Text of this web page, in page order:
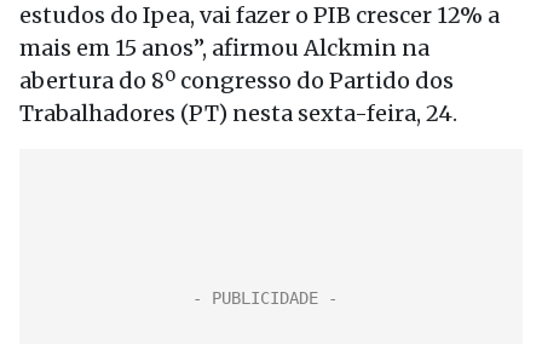
estudos do Ipea, vai fazer o PIB crescer 12% a
mais em 15 anos”, afirmou Alckmin na
abertura do 8º congresso do Partido dos
Trabalhadores (PT) nesta sexta-feira, 24.